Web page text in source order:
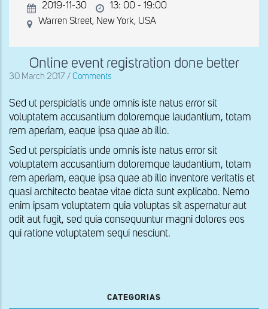
2019-11-30
13: 00 - 19:00
Warren Street, New York, USA
Online event registration done better
30 March 2017 / Comments
Sed ut perspiciatis unde omnis iste natus error sit
voluptatem accusantium doloremque laudantium, totam
rem aperiam, eaque ipsa quae ab illo.
Sed ut perspiciatis unde omnis iste natus error sit
voluptatem accusantium doloremque laudantium, totam
rem aperiam, eaque ipsa quae ab illo inventore veritatis et
quasi architecto beatae vitae dicta sunt explicabo. Nemo
enim ipsam voluptatem quia voluptas sit aspernatur aut
odit aut fugit, sed quia consequuntur magni dolores eos
qui ratione voluptatem sequi nesciunt.
CATEGORIAS